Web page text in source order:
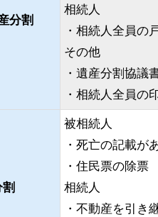
分割
相続人
・相続人全員の
その他
・遺産分割協議
・相続人全員の
被相続人
・死亡の記載が
・住民票の除票
相続人
・不動産を引き